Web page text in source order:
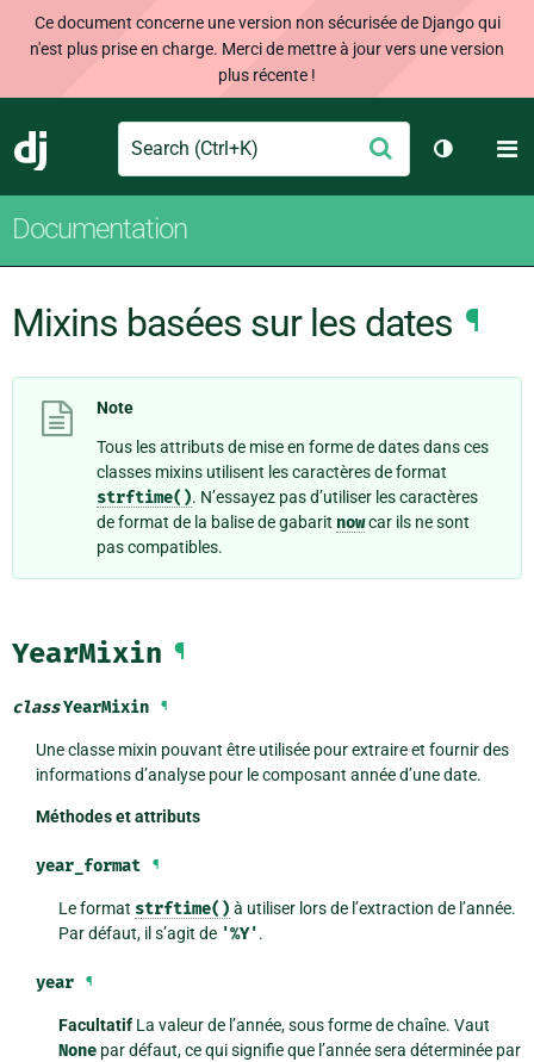
Ce document concerne une version non sécurisée de Django qui
n'est plus prise en charge. Merci de mettre à jour vers une version
plus récente !
Django
Search Envoyer
Changer
Documentation
Mixins basées sur les dates ¶
Note
Tous les attributs de mise en forme de dates dans ces
classes mixins utilisent les caractères de format
strftime(). N’essayez pas d’utiliser les caractères
de format de la balise de gabarit nowcar ils ne sont
pas compatibles.
YearMixin ¶
classYearMixin ¶
Une classe mixin pouvant être utilisée pour extraire et fournir des
informations d’analyse pour le composant année d’une date.
Méthodes et attributs
year_format ¶
Le format strftime() à utiliser lors de l’extraction de l’année.
Par défaut, il s’agit de '%Y'.
year ¶
Facultatif La valeur de l’année, sous forme de chaîne. Vaut
None par défaut, ce qui signifie que l’année sera déterminée par